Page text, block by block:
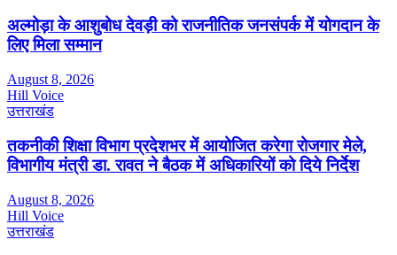
अल्मोड़ा के आशुबोध देवड़ी को राजनीतिक जनसंपर्क में योगदान के
लिए मिला सम्मान
August 8, 2026
Hill Voice
उत्तराखंड
तकनीकी शिक्षा विभाग प्रदेशभर में आयोजित करेगा रोजगार मेले,
विभागीय मंत्री डा. रावत ने बैठक में अधिकारियों को दिये निर्देश
August 8, 2026
Hill Voice
उत्तराखंड